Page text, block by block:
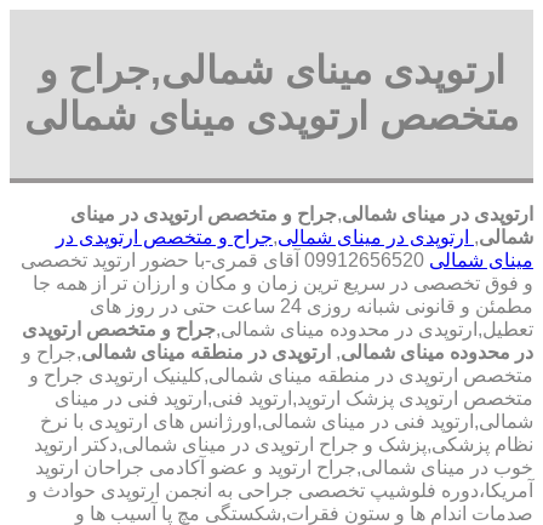
ارتوپدی مینای شمالی,جراح و
متخصص ارتوپدی مینای شمالی
ارتوپدی در مینای شمالی,جراح و متخصص ارتوپدی در مینای
شمالی, ارتوپدی در مینای شمالی,جراح و متخصص ارتوپدی در
مینای شمالی
09912656520 آقای قمری-با حضور ارتوپد تخصصی
و فوق تخصصی در سریع ترین زمان و مکان و ارزان تر از همه جا
مطمئن و قانونی شبانه روزی 24 ساعت حتی در روز های
تعطیل,ارتوپدی در محدوده مینای شمالی,جراح و متخصص ارتوپدی
در محدوده مینای شمالی, ارتوپدی در منطقه مینای شمالی,جراح و
متخصص ارتوپدی در منطقه مینای شمالی,کلینیک ارتوپدی جراح و
متخصص ارتوپدی پزشک ارتوپد,ارتوپد فنی,ارتوپد فنی در مینای
شمالی,ارتوپد فنی در مینای شمالی,اورژانس های ارتوپدی با نرخ
نظام پزشکی,پزشک و جراح ارتوپدی در مینای شمالی,دکتر ارتوپد
خوب در مینای شمالی,جراح ارتوپد و عضو آکادمی جراحان ارتوپد
آمریکا،دوره فلوشیپ تخصصی جراحی به انجمن ارتوپدی حوادث و
صدمات اندام ها و ستون فقرات,شکستگی مچ پا آسیب ها و